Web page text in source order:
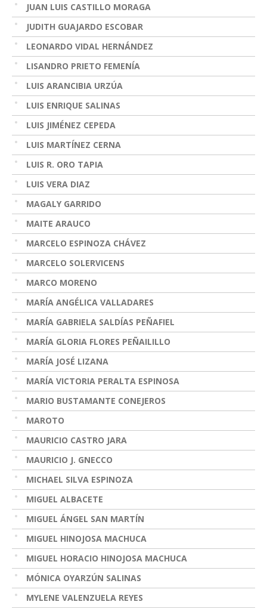
JUAN LUIS CASTILLO MORAGA
JUDITH GUAJARDO ESCOBAR
LEONARDO VIDAL HERNÁNDEZ
LISANDRO PRIETO FEMENÍA
LUIS ARANCIBIA URZÚA
LUIS ENRIQUE SALINAS
LUIS JIMÉNEZ CEPEDA
LUIS MARTÍNEZ CERNA
LUIS R. ORO TAPIA
LUIS VERA DIAZ
MAGALY GARRIDO
MAITE ARAUCO
MARCELO ESPINOZA CHÁVEZ
MARCELO SOLERVICENS
MARCO MORENO
MARÍA ANGÉLICA VALLADARES
MARÍA GABRIELA SALDÍAS PEÑAFIEL
MARÍA GLORIA FLORES PEÑAILILLO
MARÍA JOSÉ LIZANA
MARÍA VICTORIA PERALTA ESPINOSA
MARIO BUSTAMANTE CONEJEROS
MAROTO
MAURICIO CASTRO JARA
MAURICIO J. GNECCO
MICHAEL SILVA ESPINOZA
MIGUEL ALBACETE
MIGUEL ÁNGEL SAN MARTÍN
MIGUEL HINOJOSA MACHUCA
MIGUEL HORACIO HINOJOSA MACHUCA
MÓNICA OYARZÚN SALINAS
MYLENE VALENZUELA REYES